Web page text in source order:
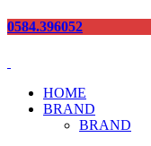
0584.396052
HOME
BRAND
BRAND